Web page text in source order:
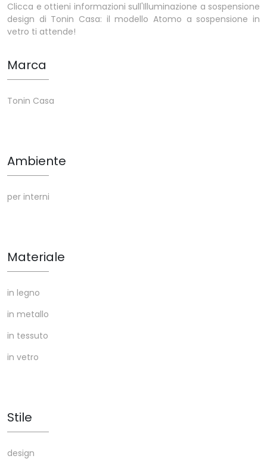
Clicca e ottieni informazioni sull'Illuminazione a sospensione
design di Tonin Casa: il modello Atomo a sospensione in
vetro ti attende!
Marca
Tonin Casa
Ambiente
per interni
Materiale
in legno
in metallo
in tessuto
in vetro
Stile
design